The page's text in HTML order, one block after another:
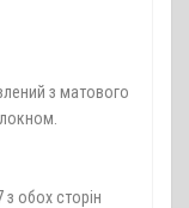
з матового
з обох сторін